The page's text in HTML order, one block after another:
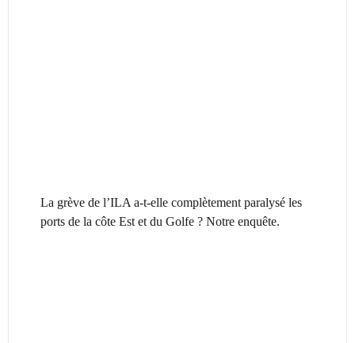
La grève de l’ILA a-t-elle complètement paralysé les
ports de la côte Est et du Golfe ? Notre enquête.